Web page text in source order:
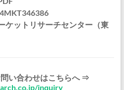
ケットリサーチセンター（東
い合わせはこちらへ ⇒
inquiry